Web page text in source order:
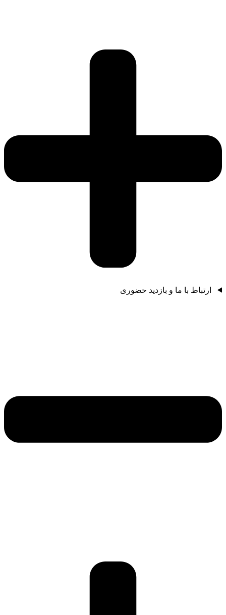
ارتباط با ما و بازدید حضوری